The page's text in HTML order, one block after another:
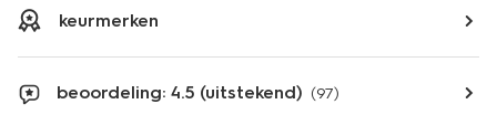
keurmerken
beoordeling: 4.5 (uitstekend) (97)